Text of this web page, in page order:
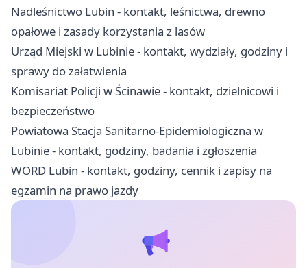
Nadleśnictwo Lubin - kontakt, leśnictwa, drewno
opałowe i zasady korzystania z lasów
Urząd Miejski w Lubinie - kontakt, wydziały, godziny i
sprawy do załatwienia
Komisariat Policji w Ścinawie - kontakt, dzielnicowi i
bezpieczeństwo
Powiatowa Stacja Sanitarno-Epidemiologiczna w
Lubinie - kontakt, godziny, badania i zgłoszenia
WORD Lubin - kontakt, godziny, cennik i zapisy na
egzamin na prawo jazdy